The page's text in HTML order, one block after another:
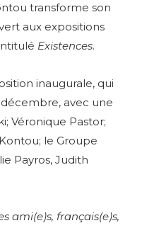
transforme son
aux expositions
Existences.
inaugurale, qui
avec une
Véronique Pastor;
le Groupe
Payros, Judith
ami(e)s, français(e)s,